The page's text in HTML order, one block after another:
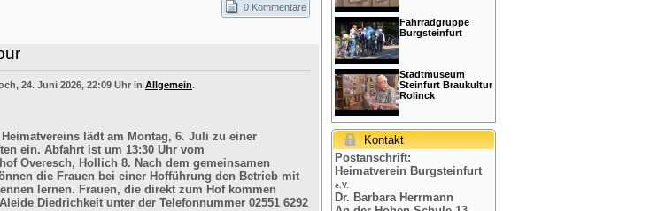
0 Kommentare
24. Juni 2026, 22:09 Uhr in Allgemein.
lädt am Montag, 6. Juli zu einer
ein. Abfahrt ist um 13:30 Uhr vom
Overesch, Hollich 8. Nach dem gemeinsamen
die Frauen bei einer Hofführung den Betrieb mit
lernen. Frauen, die direkt zum Hof kommen
Diedrichkeit unter der Telefonnummer 02551 6292
Fahrradgruppe
Burgsteinfurt
Stadtmuseum
Steinfurt Braukultur
Rolinck
Kontakt
Postanschrift:
Heimatverein Burgsteinfurt
e.V.
Dr. Barbara Herrmann